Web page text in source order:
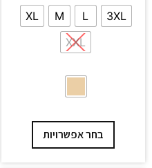
3XL
L
M
XL
XXL
בחר אפשרויות